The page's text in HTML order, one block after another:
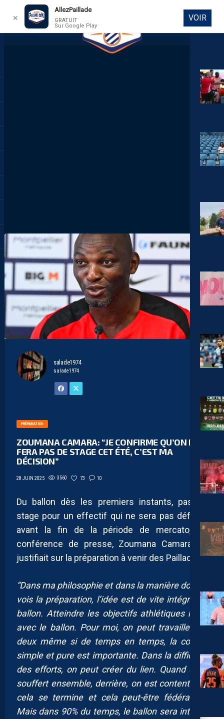
DIRECT
salade1974
salade1974
PRÉPARATION
ZOUMANA CAMARA: “JE CONFIRME QU’ON NE
FERA PAS DE STAGE CET ÉTÉ, C’EST MA
DÉCISION”
28 JUIN 2025 3560 73 10
Du ballon dès les premiers instants, pas de
stage pour un effectif qui ne sera pas définitif
avant la fin de la période de mercato, en
conférence de presse, Zoumana Camara se
justifiait sur la préparation à venir des Pailladins:
“Dans ma philosophie et dans la manière dont je
vois la préparation, l’idée est de vite intégrer le
ballon. Atteindre les objectifs athlétiques mais
avec le ballon. Pour moi, on peut travailler les
deux même si de temps en temps, la course
simple et pure est importante. Dans la difficulté
des efforts, on peut créer du lien. Quand on a
souffert ensemble, derrière, on est content que
cela se termine et cela peut-être fédérateur.
Mais dans 90% du temps, le ballon sera intégré
✕
AllezPaillade
GRATUIT
Sur Google Play
VOIR